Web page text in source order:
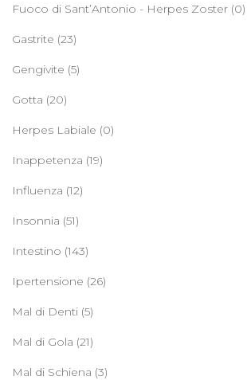
Fuoco di Sant’Antonio - Herpes Zoster (0)
Gastrite (23)
Gengivite (5)
Gotta (20)
Herpes Labiale (0)
Inappetenza (19)
Influenza (12)
Insonnia (51)
Intestino (143)
Ipertensione (26)
Mal di Denti (5)
Mal di Gola (21)
Mal di Schiena (3)